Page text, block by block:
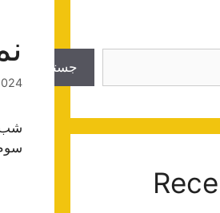
شب
جستجو